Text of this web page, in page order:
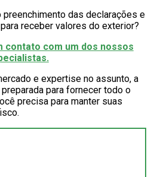
das declarações e
receber valores do exterior?
contato com um dos nossos
e expertise no assunto, a
para fornecer todo o
precisa para manter suas